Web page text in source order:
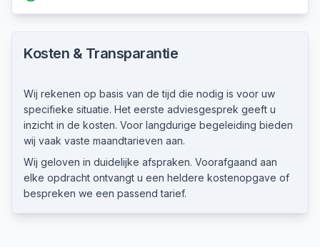
Kosten & Transparantie
Wij rekenen op basis van de tijd die nodig is voor uw
specifieke situatie. Het eerste adviesgesprek geeft u
inzicht in de kosten. Voor langdurige begeleiding bieden
wij vaak vaste maandtarieven aan.
Wij geloven in duidelijke afspraken. Voorafgaand aan
elke opdracht ontvangt u een heldere kostenopgave of
bespreken we een passend tarief.